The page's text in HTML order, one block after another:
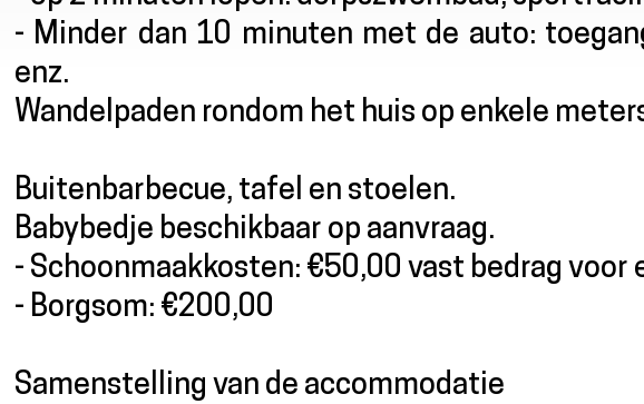
- Minder dan 10 minuten met de auto:
enz.
Wandelpaden rondom het huis op enkele
Buitenbarbecue, tafel en stoelen.
Babybedje beschikbaar op aanvraag.
- Schoonmaakkosten: €50,00 vast bedrag voor
- Borgsom: €200,00
Samenstelling van de accommodatie